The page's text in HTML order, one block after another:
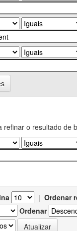
refinar o resultado de
| Ordenar
Ordenar